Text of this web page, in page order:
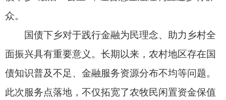
转，持续优化乡村金融生态，为乡村产业发展、民
生改善注入源源不断的金融活水，真正把国家惠民
政策落到实处、惠及于民。自2025年9月成立以
来，中国农业银行上阿图什镇支行始终坚守扎根农
村、服务农民初心使命，深耕乡村金融市场，精准